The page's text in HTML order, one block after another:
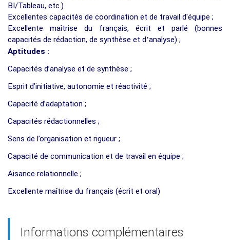
BI/Tableau, etc.)
Excellentes capacités de coordination et de travail d'équipe ;
Excellente maîtrise du français, écrit et parlé (bonnes
capacités de rédaction, de synthèse et d’analyse) ;
Aptitudes :
Capacités d’analyse et de synthèse ;
Esprit d’initiative, autonomie et réactivité ;
Capacité d’adaptation ;
Capacités rédactionnelles ;
Sens de l’organisation et rigueur ;
Capacité de communication et de travail en équipe ;
Aisance relationnelle ;
Excellente maîtrise du français (écrit et oral)
Informations complémentaires